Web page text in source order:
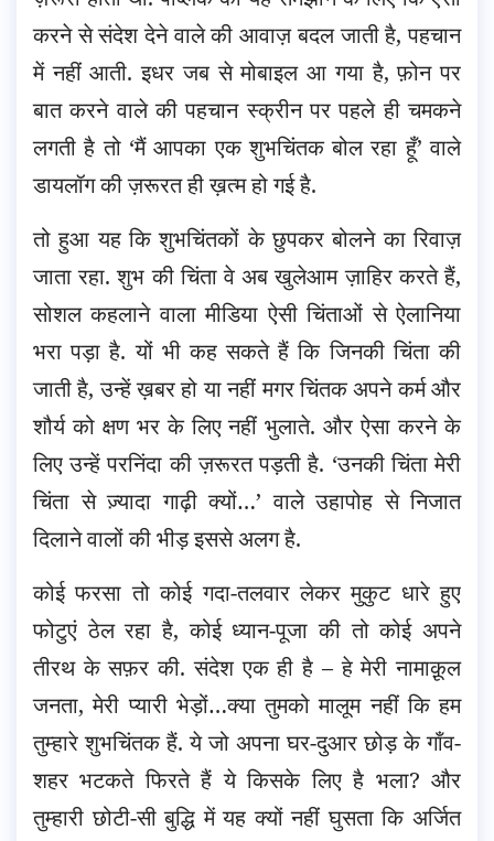
करने से संदेश देने वाले की आवाज़ बदल जाती है, पहचान
में नहीं आती. इधर जब से मोबाइल आ गया है, फ़ोन पर
बात करने वाले की पहचान स्क्रीन पर पहले ही चमकने
लगती है तो ‘मैं आपका एक शुभचिंतक बोल रहा हूँ’ वाले
डायलॉग की ज़रूरत ही ख़त्म हो गई है.
तो हुआ यह कि शुभचिंतकों के छुपकर बोलने का रिवाज़
जाता रहा. शुभ की चिंता वे अब खुलेआम ज़ाहिर करते हैं,
सोशल कहलाने वाला मीडिया ऐसी चिंताओं से ऐलानिया
भरा पड़ा है. यों भी कह सकते हैं कि जिनकी चिंता की
जाती है, उन्हें ख़बर हो या नहीं मगर चिंतक अपने कर्म और
शौर्य को क्षण भर के लिए नहीं भुलाते. और ऐसा करने के
लिए उन्हें परनिंदा की ज़रूरत पड़ती है. ‘उनकी चिंता मेरी
चिंता से ज़्यादा गाढ़ी क्यों…’ वाले उहापोह से निजात
दिलाने वालों की भीड़ इससे अलग है.
कोई फरसा तो कोई गदा-तलवार लेकर मुकुट धारे हुए
फोटुएं ठेल रहा है, कोई ध्यान-पूजा की तो कोई अपने
तीरथ के सफ़र की. संदेश एक ही है – हे मेरी नामाक़ूल
जनता, मेरी प्यारी भेड़ों…क्या तुमको मालूम नहीं कि हम
तुम्हारे शुभचिंतक हैं. ये जो अपना घर-दुआर छोड़ के गाँव-
शहर भटकते फिरते हैं ये किसके लिए है भला? और
तुम्हारी छोटी-सी बुद्धि में यह क्यों नहीं घुसता कि अर्जित